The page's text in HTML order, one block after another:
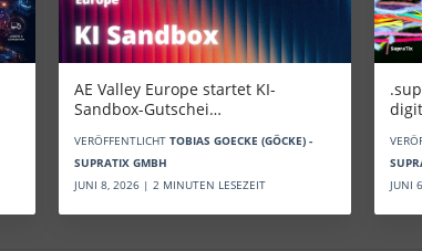
AE Valley Europe startet KI-
Sandbox-Gutschei…
VERÖFFENTLICHT TOBIAS GOECKE (GÖCKE) -
SUPRATIX GMBH
JUNI 8, 2026 | 2 MINUTEN LESEZEIT
JUNI